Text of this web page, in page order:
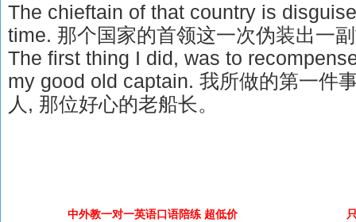
The chieftain of that country is
time. 那个国家的首领这一次伪装出一
The first thing I did, was to
my good old captain. 我所做的第一件
人, 那位好心的老船长。
中外教一对一英语口语陪练 超低价